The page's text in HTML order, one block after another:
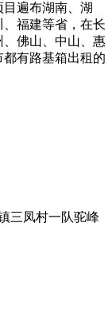
遍布湖南、湖
福建等省，在长
佛山、中山、惠
有路基箱出租的
三凤村一队驼峰